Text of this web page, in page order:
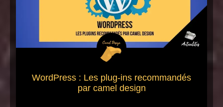
WordPress : Les plug-ins recommandés
par camel design